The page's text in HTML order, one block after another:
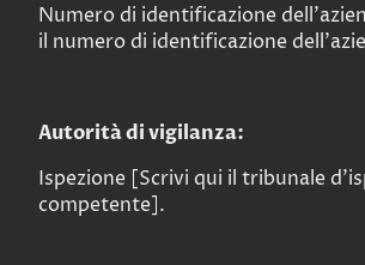
Numero di identificazione
il numero di identificazione
Autorità di vigilanza:
Ispezione [Scrivi qui il tribunale
competente].